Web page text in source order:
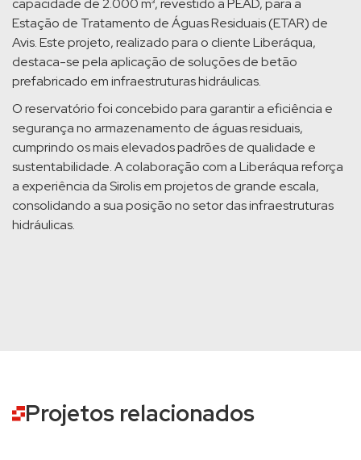
capacidade de 2.000 m³, revestido a PEAD, para a
Estação de Tratamento de Águas Residuais (ETAR) de
Avis. Este projeto, realizado para o cliente Liberáqua,
destaca-se pela aplicação de soluções de betão
prefabricado em infraestruturas hidráulicas.
O reservatório foi concebido para garantir a eficiência e
segurança no armazenamento de águas residuais,
cumprindo os mais elevados padrões de qualidade e
sustentabilidade. A colaboração com a Liberáqua reforça
a experiência da Sirolis em projetos de grande escala,
consolidando a sua posição no setor das infraestruturas
hidráulicas.
Projetos relacionados